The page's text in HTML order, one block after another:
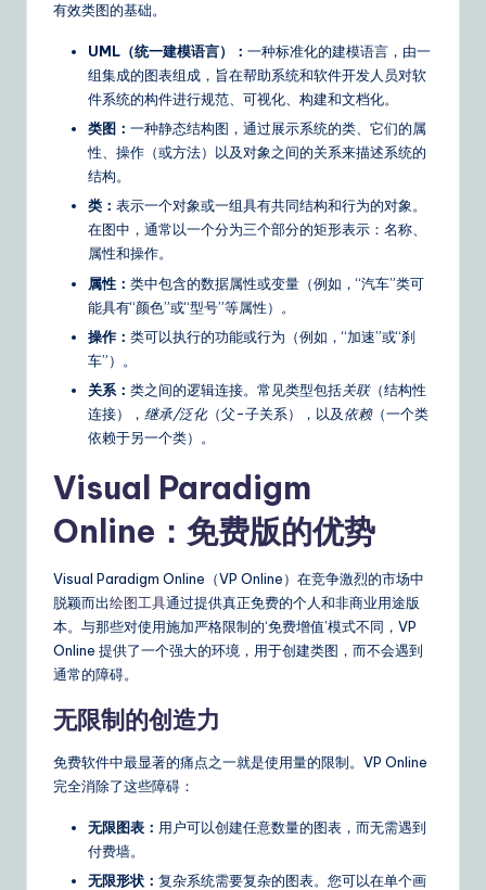
&
S
o
ft
w
有效类图的基础。
UML（统一建模语言）： 一种标准化的建模语言，由一
组集成的图表组成，旨在帮助系统和软件开发人员对软
件系统的构件进行规范、可视化、构建和文档化。
类图： 一种静态结构图，通过展示系统的类、它们的属
性、操作（或方法）以及对象之间的关系来描述系统的
结构。
类： 表示一个对象或一组具有共同结构和行为的对象。
在图中，通常以一个分为三个部分的矩形表示：名称、
属性和操作。
属性： 类中包含的数据属性或变量（例如，“汽车”类可
能具有“颜色”或“型号”等属性）。
操作： 类可以执行的功能或行为（例如，“加速”或“刹
车”）。
关系： 类之间的逻辑连接。常见类型包括关联（结构性
连接）， 继承/泛化（父-子关系），以及依赖（一个类
依赖于另一个类）。
Visual Paradigm
Online：免费版的优势
Visual Paradigm Online（VP Online）在竞争激烈的市场中
脱颖而出绘图工具通过提供真正免费的个人和非商业用途版
本。与那些对使用施加严格限制的‘免费增值’模式不同，VP
Online 提供了一个强大的环境，用于创建类图，而不会遇到
通常的障碍。
无限制的创造力
免费软件中最显著的痛点之一就是使用量的限制。VP Online
完全消除了这些障碍：
无限图表： 用户可以创建任意数量的图表，而无需遇到
付费墙。
无限形状： 复杂系统需要复杂的图表。您可以在单个画